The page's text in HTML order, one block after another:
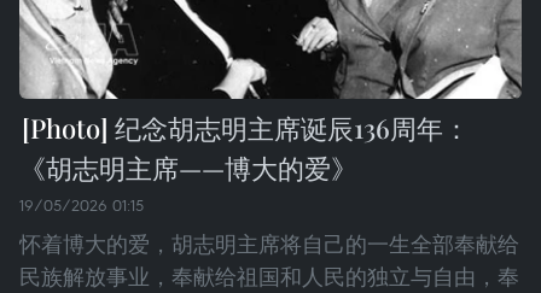
纪念胡志明主席诞辰136周年：
《胡志明主席——博大的爱》
19/05/2026 01:15
怀着博大的爱，胡志明主席将自己的一生全部奉献给
民族解放事业，奉献给祖国和人民的独立与自由，奉